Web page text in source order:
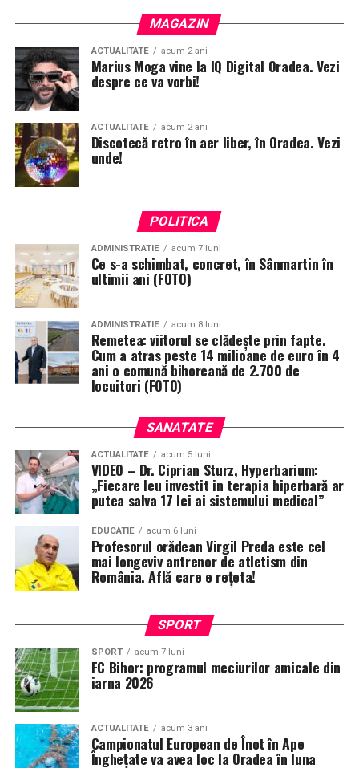
MAGAZIN
ACTUALITATE acum 2 ani
Marius Moga vine la IQ Digital Oradea. Vezi
despre ce va vorbi!
ACTUALITATE acum 2 ani
Discotecă retro în aer liber, în Oradea. Vezi
unde!
POLITICA
ADMINISTRATIE acum 7 luni
Ce s-a schimbat, concret, în Sânmartin în
ultimii ani (FOTO)
ADMINISTRATIE acum 8 luni
Remetea: viitorul se clădește prin fapte.
Cum a atras peste 14 milioane de euro în 4
ani o comună bihoreană de 2.700 de
locuitori (FOTO)
SANATATE
ACTUALITATE acum 5 luni
VIDEO – Dr. Ciprian Sturz, Hyperbarium:
„Fiecare leu investit in terapia hiperbară ar
putea salva 17 lei ai sistemului medical”
EDUCATIE acum 6 luni
Profesorul orădean Virgil Preda este cel
mai longeviv antrenor de atletism din
România. Află care e rețeta!
SPORT
SPORT acum 7 luni
FC Bihor: programul meciurilor amicale din
iarna 2026
ACTUALITATE acum 3 ani
Campionatul European de Înot în Ape
Înghețate va avea loc la Oradea în luna